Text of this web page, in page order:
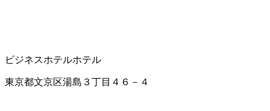
ビジネスホテルホテル
東京都文京区湯島３丁目４６－４